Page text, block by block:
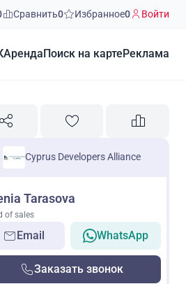
Сравнить0 Избранное0 Войти
Аренда Поиск на карте Реклама
Cyprus Developers Alliance
Tarasova
of sales
Email WhatsApp
Заказать звонок